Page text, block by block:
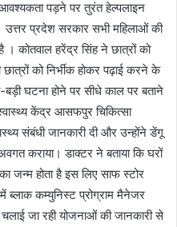
आवश्यकता पड़ने पर तुरंत हेल्पलाइन
प्रदेश सरकार सभी महिलाओं की
। कोतवाल हरेंद्र सिंह ने छात्रों को
को निर्भीक होकर पढ़ाई करने के
घटना होने पर सीधे काल पर बताने
केंद्र आसफपुर चिकित्सा
संबंधी जानकारी दी और उन्होंने डेंगू
कराया। डाक्टर ने बताया कि घरों
जन्म होता है इस लिए साफ स्टोर
ब्लाक कम्युनिस्ट प्रोग्राम मैनेजर
चलाई जा रही योजनाओं की जानकारी से